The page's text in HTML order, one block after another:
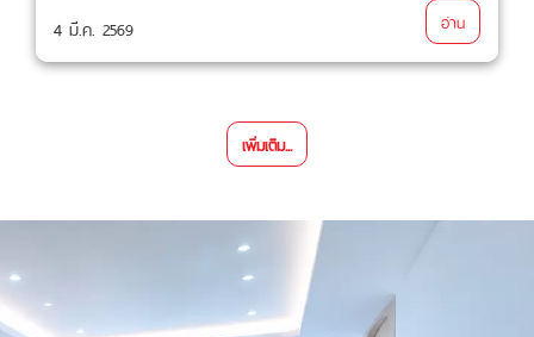
4 มี.ค. 2569 อ่าน
เพิ่มเติม...